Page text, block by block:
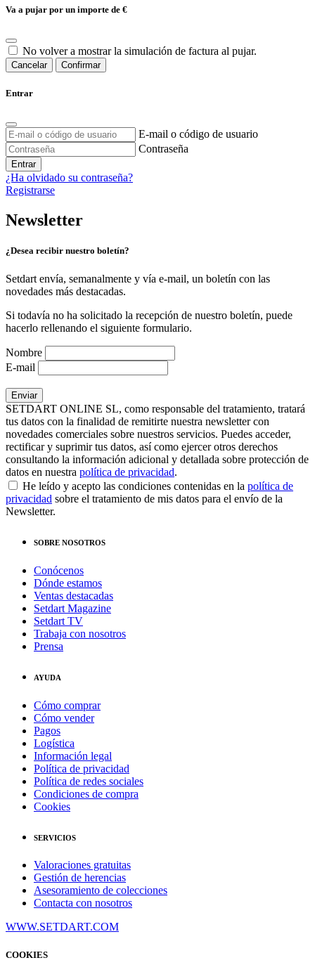
Va a pujar por un importe de €
No volver a mostrar la simulación de factura al pujar.
Cancelar Confirmar
Entrar
E-mail o código de usuario
Contraseña
Entrar
¿Ha olvidado su contraseña?
Registrarse
Newsletter
¿Desea recibir nuestro boletín?
Setdart envía, semanalmente y vía e-mail, un boletín con las
novedades más destacadas.
Si todavía no ha solicitado la recepción de nuestro boletín, puede
hacerlo rellenando el siguiente formulario.
Nombre
E-mail
SETDART ONLINE SL, como responsable del tratamiento, tratará
tus datos con la finalidad de remitirte nuestra newsletter con
novedades comerciales sobre nuestros servicios. Puedes acceder,
rectificar y suprimir tus datos, así como ejercer otros derechos
consultando la información adicional y detallada sobre protección de
datos en nuestra política de privacidad.
He leído y acepto las condiciones contenidas en la política de
privacidad sobre el tratamiento de mis datos para el envío de la
Newsletter.
SOBRE NOSOTROS
Conócenos
Dónde estamos
Ventas destacadas
Setdart Magazine
Setdart TV
Trabaja con nosotros
Prensa
AYUDA
Cómo comprar
Cómo vender
Pagos
Logística
Información legal
Política de privacidad
Política de redes sociales
Condiciones de compra
Cookies
SERVICIOS
Valoraciones gratuitas
Gestión de herencias
Asesoramiento de colecciones
Contacta con nosotros
WWW.SETDART.COM
COOKIES